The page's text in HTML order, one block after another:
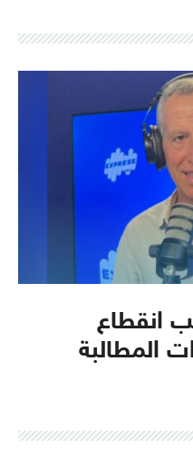
انقطاع
المطالبة